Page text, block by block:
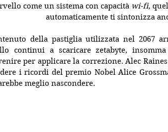
come un sistema con capacità wi-fi,
automaticamente ti sintonizza
della pastiglia utilizzata nel 2067
continui a scaricare zetabyte,
per applicare la correzione. Alec
i ricordi del premio Nobel Alice
meglio nascondere.